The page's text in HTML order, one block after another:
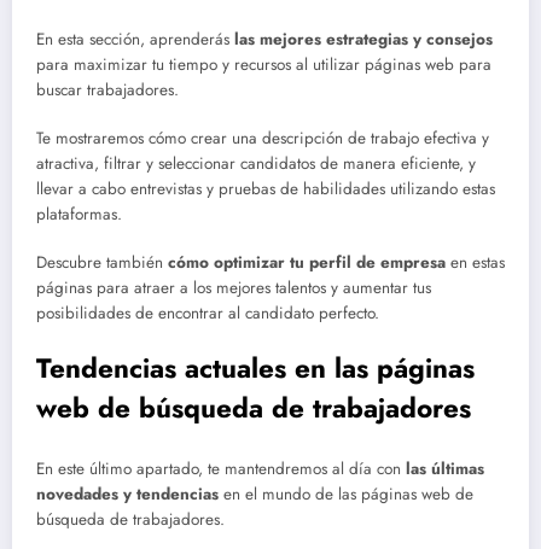
En esta sección, aprenderás las mejores estrategias y consejos
para maximizar tu tiempo y recursos al utilizar páginas web para
buscar trabajadores.
Te mostraremos cómo crear una descripción de trabajo efectiva y
atractiva, filtrar y seleccionar candidatos de manera eficiente, y
llevar a cabo entrevistas y pruebas de habilidades utilizando estas
plataformas.
Descubre también cómo optimizar tu perfil de empresa en estas
páginas para atraer a los mejores talentos y aumentar tus
posibilidades de encontrar al candidato perfecto.
Tendencias actuales en las páginas
web de búsqueda de trabajadores
En este último apartado, te mantendremos al día con las últimas
novedades y tendencias en el mundo de las páginas web de
búsqueda de trabajadores.